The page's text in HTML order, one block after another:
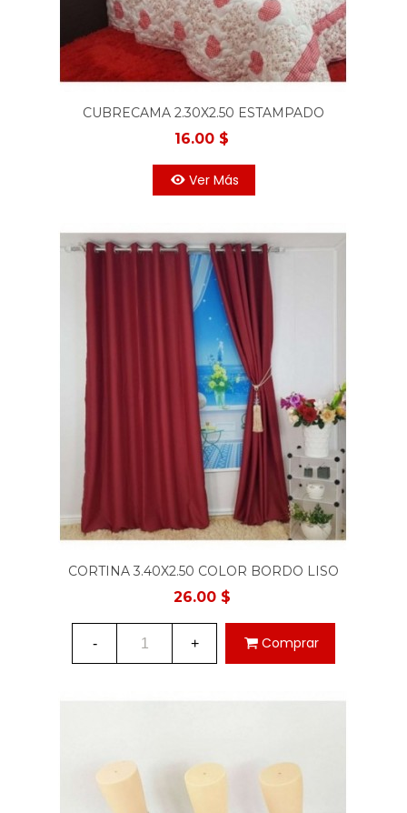
CUBRECAMA 2.30X2.50 ESTAMPADO
BLANCO
16.00 $
Ver Más
CORTINA 3.40X2.50 COLOR BORDO LISO
26.00 $
- + Comprar